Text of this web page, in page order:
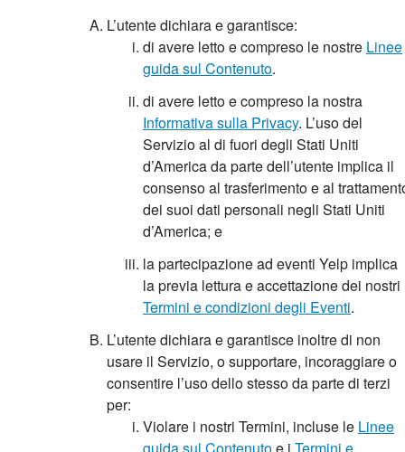
L’utente dichiara e garantisce:
di avere letto e compreso le nostre Linee
guida sul Contenuto.
di avere letto e compreso la nostra
Informativa sulla Privacy. L’uso del
Servizio al di fuori degli Stati Uniti
d’America da parte dell’utente implica il
consenso al trasferimento e al
dei suoi dati personali negli Stati Uniti
d’America; e
la partecipazione ad eventi Yelp implica
la previa lettura e accettazione dei nostri
Termini e condizioni degli Eventi.
L’utente dichiara e garantisce inoltre di non
usare il Servizio, o supportare, incoraggiare o
consentire l’uso dello stesso da parte di terzi
per:
Violare i nostri Termini, incluse le Linee
guida sul Contenutoe i Termini e